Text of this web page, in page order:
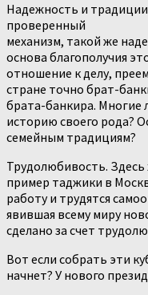
Надежность и
проверенный
механизм, такой же
основа благополучия
отношение к делу,
стране точно брат-
брата-банкира. Многие
историю своего рода?
семейным традициям?
Трудолюбивость.
пример таджики в
работу и трудятся
явившая всему миру
сделано за счет
Вот если собрать эти
начнет? У нового